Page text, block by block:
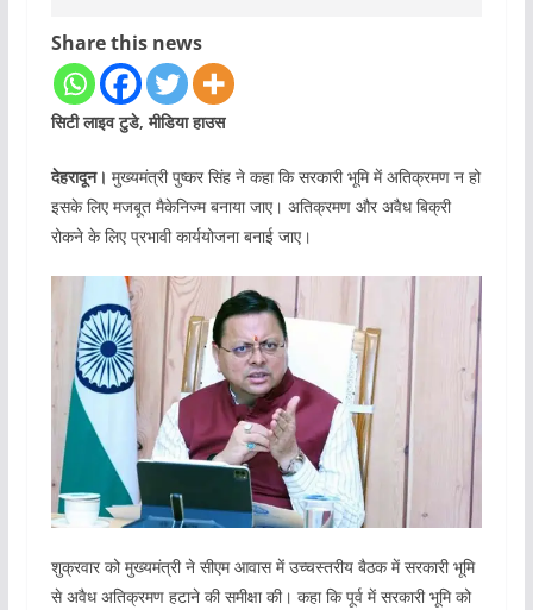
Share this news
सिटी लाइव टुडे, मीडिया हाउस
देहरादून। मुख्यमंत्री पुष्कर सिंह ने कहा कि सरकारी भूमि में अतिक्रमण न हो
इसके लिए मजबूत मैकेनिज्म बनाया जाए। अतिक्रमण और अवैध बिक्री
रोकने के लिए प्रभावी कार्ययोजना बनाई जाए।
शुक्रवार को मुख्यमंत्री ने सीएम आवास में उच्चस्तरीय बैठक में सरकारी भूमि
से अवैध अतिक्रमण हटाने की समीक्षा की। कहा कि पूर्व में सरकारी भूमि को